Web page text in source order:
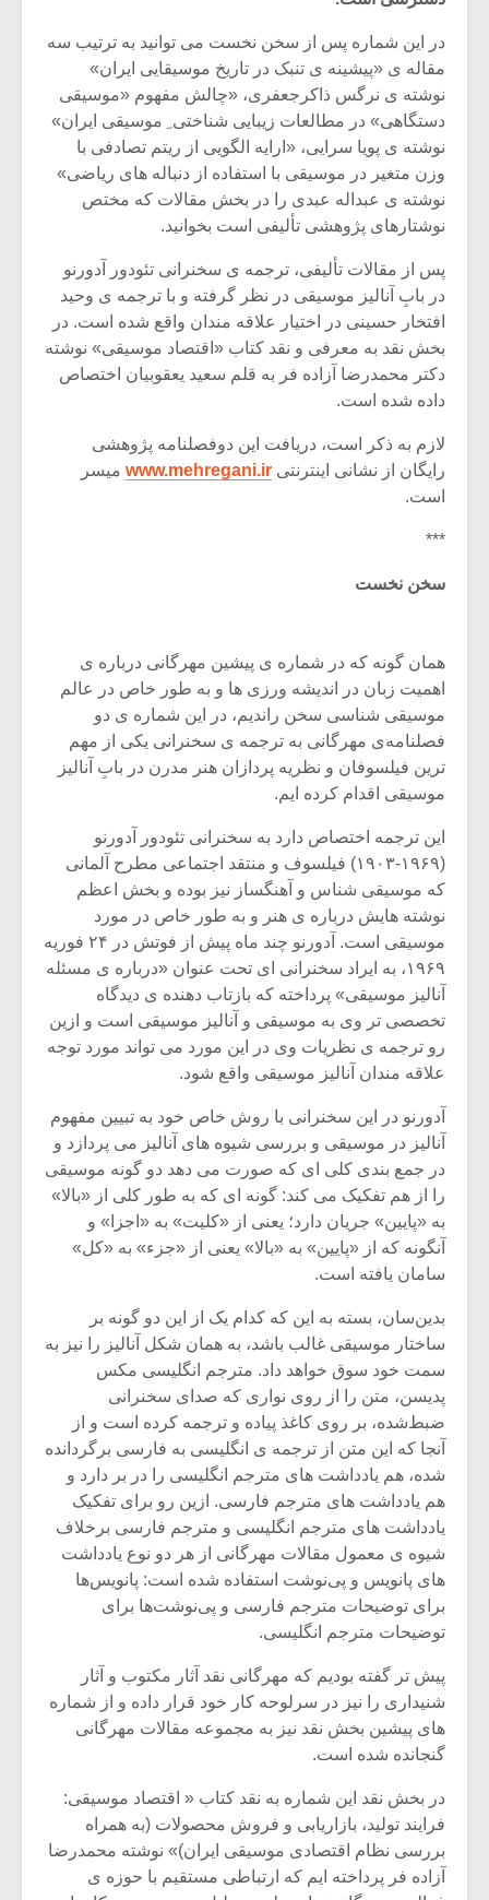
در این شماره پس از سخن نخست می توانید به ترتیب سه
مقاله ی «پیشینه ی تنبک در تاریخ موسیقایی ایران»
نوشته ی نرگس ذاکرجعفری، «چالش مفهوم «موسیقی
دستگاهی» در مطالعات زیبایی شناختی ِ موسیقی ایران»
نوشته ی پویا سرایی، «ارایه الگویی از ریتم تصادفی با
وزن متغیر در موسیقی با استفاده از دنباله های ریاضی»
نوشته ی عبداله عبدی را در بخش مقالات که مختص
نوشتارهای پژوهشی تألیفی است بخوانید.
پس از مقالات تألیفی، ترجمه ی سخنرانی تئودور آدورنو
در بابِ آنالیز موسیقی در نظر گرفته و با ترجمه ی وحید
افتخار حسینی در اختیار علاقه مندان واقع شده است. در
بخش نقد به معرفی و نقد کتاب «اقتصاد موسیقی» نوشته
دکتر محمدرضا آزاده فر به قلم سعید یعقوبیان اختصاص
داده شده است.
لازم به ذکر است، دریافت این دوفصلنامه‌ پژوهشی
رایگان از نشانی اینترنتی www.mehregani.ir میسر
است.
***
سخن نخست
همان گونه که در شماره ی پیشین مهرگانی درباره ی
اهمیت زبان در اندیشه ورزی ها و به طور خاص در عالم
موسیقی شناسی سخن راندیم، در این شماره ی دو
فصلنامه‌ی مهرگانی به ترجمه ی سخنرانی یکی از مهم
ترین فیلسوفان و نظریه پردازان هنر مدرن در بابِ آنالیز
موسیقی اقدام کرده ایم.
این ترجمه اختصاص دارد به سخنرانی تئودور آدورنو
(۱۹۶۹-۱۹۰۳) فیلسوف و منتقد اجتماعى مطرح آلمانی
که موسیقی شناس و آهنگساز نیز بوده و بخش اعظم
نوشته هایش درباره ی هنر و به طور خاص در مورد
موسیقی است. آدورنو چند ماه پیش از فوتش در ۲۴ فوریه
۱۹۶۹، به ایراد سخنرانی ای تحت عنوان «درباره ی مسئله
آنالیز موسیقی» پرداخته که بازتاب دهنده ی دیدگاه
تخصصی تر وی به موسیقی و آنالیز موسیقی است و ازین
رو ترجمه ی نظریات وی در این مورد می تواند مورد توجه
علاقه مندان آنالیز موسیقی واقع شود.
آدورنو در این سخنرانی با روش خاص خود به تبیین مفهوم
آنالیز در موسیقی و بررسی شیوه های آنالیز می پردازد و
در جمع بندی کلی ای که صورت می دهد دو گونه موسیقی
را از هم تفکیک می کند: گونه ای که به طور کلی از «بالا»
به «پایین» جریان دارد؛ یعنی از «کلیت» به «اجزا» و
آنگونه که از «پایین» به «بالا» یعنی از «جزء» به «کل»
سامان یافته است.
بدین‌سان، بسته به این که کدام یک از این دو گونه بر
ساختار موسیقی غالب باشد، به همان شکل آنالیز را نیز به
سمت خود سوق خواهد داد. مترجم انگلیسی مکس
پدیسن، متن را از روی نواری که صدای سخنرانی
ضبط‌شده، بر روی کاغذ پیاده و ترجمه کرده است و از
آنجا که این متن از ترجمه ی انگلیسی به فارسی برگردانده
شده، هم یادداشت های مترجم انگلیسی را در بر دارد و
هم یادداشت های مترجم فارسی. ازین رو برای تفکیک
یادداشت های مترجم انگلیسی و مترجم فارسی برخلاف
شیوه ی معمول مقالات مهرگانی از هر دو نوع یادداشت
های پانویس و پی‌نوشت‌ استفاده شده است: پانویس‌ها
برای توضیحات مترجم فارسی و پی‌نوشت‌ها برای
توضیحات مترجم انگلیسی.
پیش تر گفته بودیم که مهرگانی نقد آثار مکتوب و آثار
شنیداری را نیز در سرلوحه کار خود قرار داده و از شماره
های پیشین بخش نقد نیز به مجموعه مقالات مهرگانی
گنجانده شده است.
در بخش نقد این شماره به نقد کتاب « اقتصاد موسیقی:
فرایند تولید، بازاریابی و فروش محصولات (به همراه
بررسی نظام اقتصادی موسیقی ایران)» نوشته محمدرضا
آزاده فر پرداخته ایم که ارتباطی مستقیم با حوزه ی
میکلوش روژا
شیش و نیم»
موریس ژار